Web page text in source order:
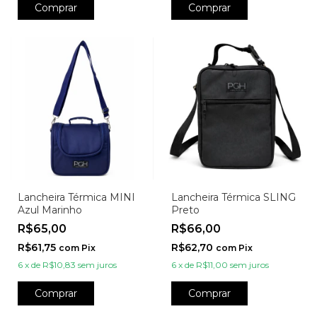
Comprar Comprar
Lancheira Térmica MINI
Azul Marinho
R$65,00
R$61,75 com Pix
6 x de R$10,83 sem juros
Comprar
Lancheira Térmica SLING
Preto
R$66,00
R$62,70 com Pix
6 x de R$11,00 sem juros
Comprar